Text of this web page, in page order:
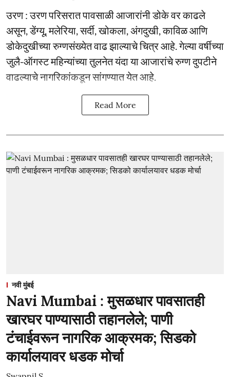
उरण : उरण परिसरात पावसाळी आजारांनी डोके वर काढले
असून, डेंग्यू, मलेरिया, सर्दी, खोकला, अंगदुखी, काविळ आणि
डोकेदुखीच्या रुग्णसंख्येत वाढ झाल्याचे चित्र आहे. गेल्या वर्षीच्या
जुलै-ऑगस्ट महिन्यांच्या तुलनेत यंदा या आजारांचे रुग्ण दुपटीने
वाढल्याचे नागरिकांकडून सांगण्यात येत आहे.
Read More
नवी मुंबई
Navi Mumbai : मुसळधार पावसातही
खारघर पाण्यासाठी तहानलेले; पाणी
टंचाईवरून नागरिक आक्रमक; सिडको
कार्यालयावर धडक मोर्चा